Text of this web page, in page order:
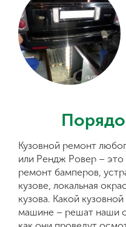
Кузовной ремонт
или Рендж Ровер – это
ремонт бамперов,
кузове, локальная
кузова. Какой
машине – решат наши